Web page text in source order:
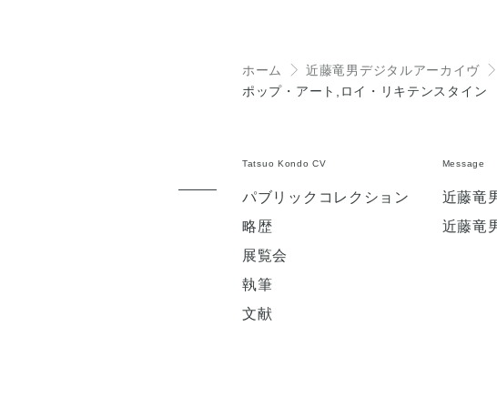
ホーム ＞ 近藤竜男デジタルアーカイヴ ＞
ポップ・アート,ロイ・リキテンスタイン
Tatsuo Kondo CV
パブリックコレクション
略歴
展覧会
執筆
文献
Message
近藤竜
近藤竜